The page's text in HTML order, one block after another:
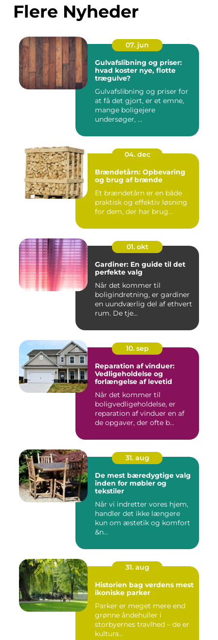
Flere Nyheder
07. jun
Gulvafslibning og priser:
hvad koster nye, flotte
trægulve?
Gulvafslibning og priser for
at få det gjort, er et emne,
mange boligejere
undersøger, ...
04. dec
Brændetårn: Opbevaring
og brug af brænde
Et brændetårn er en både
praktisk og effektiv løsning
for dem, der har brug...
01. okt
Gardiner: En guide til det
perfekte valg
Når det kommer til
boligindretning, er gardiner
en uundværlig del af ethvert
rum. De tje...
10. sep
Reparation af vinduer:
Vedligeholdelse og
forlængelse af levetid
Når det kommer til
boligvedligeholdelse, er
reparation af vinduer en af
de opgaver, der ofte b...
31. aug
De mest bæredygtige valg
inden for møbler og
tekstiler
Når vi indretter vores hjem,
handler det ikke længere
kun om æstetik og komfort
&n...
31. aug
Historien bag verdens mest
ikoniske parker
Parker er meget mere end
grønne åndehuller i
storbyernes travlhed – de er
kultura...